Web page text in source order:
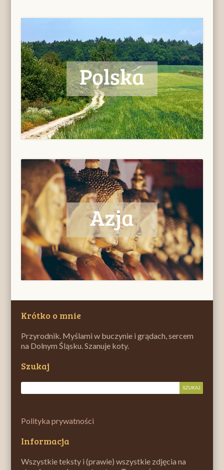
Krótko o mnie
Przyrodnik. Myślami w buczynie i grądach, sercem
na Dolnym Śląsku. Szanuje koty.
Szukaj
Polityka prywatności
Informacja
Wszystkie teksty i (prawie) wszystkie zdjęcia na